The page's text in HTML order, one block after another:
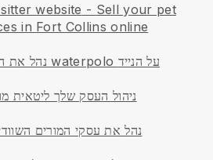
website - Sell your pet
in Fort Collins online
נהל את העסק שלך מועדון waterpolo על הנייד
ניהול העסק שלך ליטאית
נהל את עסקי המורים